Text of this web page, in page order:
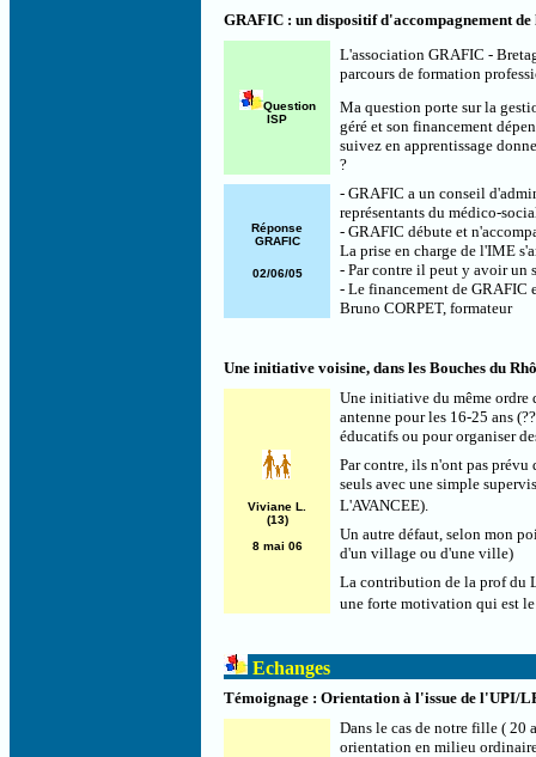
GRAFIC : un dispositif d'accompagnement
Question
ISP
L'association GRAFIC -
parcours de formation
Ma question porte sur la
géré et son financement
suivez en apprentissage
?
Réponse
GRAFIC
02/06/05
- GRAFIC a un conseil
représentants du médico-
- GRAFIC débute et
La prise en charge de l'IME
- Par contre il peut y avoir un
- Le financement de GRAFIC
Bruno CORPET, formateur
Une initiative voisine, dans les Bouches du
Viviane L.
(13)
8 mai 06
Une initiative du même ordre
antenne pour les 16-25 ans
éducatifs ou pour organiser
Par contre, ils n'ont pas
seuls avec une simple
L'AVANCEE).
Un autre défaut, selon mon
d'un village ou d'une ville)
La contribution de la prof du
une forte motivation qui est
Echanges
Témoignage : Orientation à l'issue de l'UPI/
Dans le cas de notre fille ( 20
orientation en milieu